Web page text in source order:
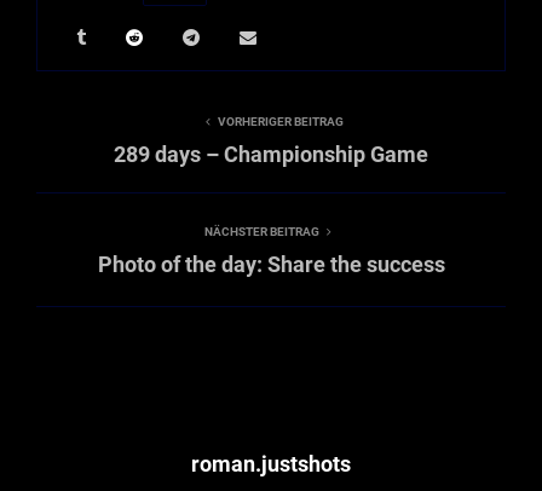
VORHERIGER BEITRAG
289 days – Championship Game
NÄCHSTER BEITRAG
Photo of the day: Share the success
roman.justshots